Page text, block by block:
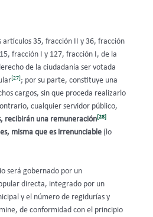
artículos 35, fracción II y 36, fracción
fracción I y 127, fracción I, de la
de la ciudadanía ser votada
[27]; por su parte, constituye una
cargos, sin que proceda realizarlo
cualquier servidor público,
recibirán una remuneración[28]
misma que es irrenunciable (lo
será gobernado por un
directa, integrado por un
y el número de regidurías y
de conformidad con el principio